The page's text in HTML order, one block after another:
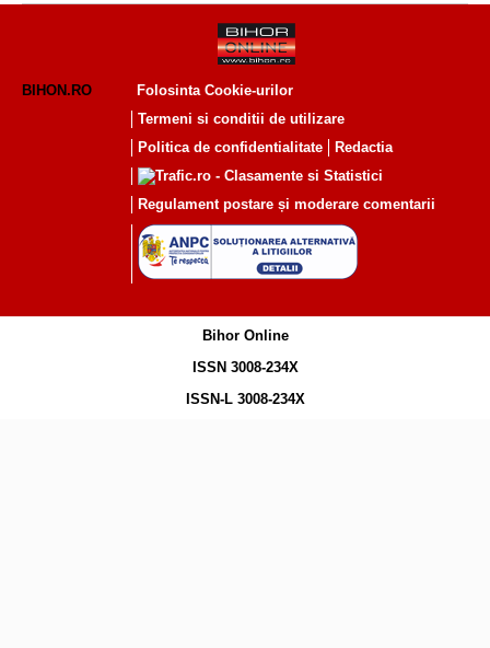
BIHON.RO
Folosinta Cookie-urilor
Termeni si conditii de utilizare
Politica de confidentialitate
Redactia
Regulament postare și moderare comentarii
Bihor Online
ISSN 3008-234X
ISSN-L 3008-234X